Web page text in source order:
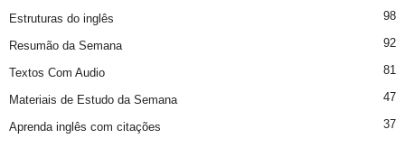
Estruturas do inglês 98
Resumão da Semana 92
Textos Com Audio 81
Materiais de Estudo da Semana 47
Aprenda inglês com citações 37